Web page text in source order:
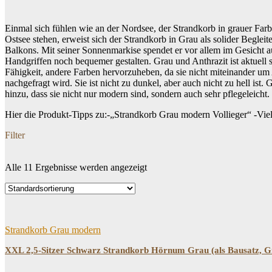
Einmal sich fühlen wie an der Nordsee, der Strandkorb in grauer
Ostsee stehen, erweist sich der Strandkorb in Grau als solider
Balkons. Mit seiner Sonnenmarkise spendet er vor allem im Gesicht
Handgriffen noch bequemer gestalten. Grau und Anthrazit ist aktuell
Fähigkeit, andere Farben hervorzuheben, da sie nicht miteinander
nachgefragt wird. Sie ist nicht zu dunkel, aber auch nicht zu hell ist.
hinzu, dass sie nicht nur modern sind, sondern auch sehr
Hier die Produkt-Tipps zu:-„Strandkorb Grau modern Vollieger“ -
Filter
Dein Budget
Price filter
Alle 11 Ergebnisse werden angezeigt
Strandkorb Grau modern
XXL 2,5-Sitzer Schwarz Strandkorb Hörnum Grau (als Bausatz,